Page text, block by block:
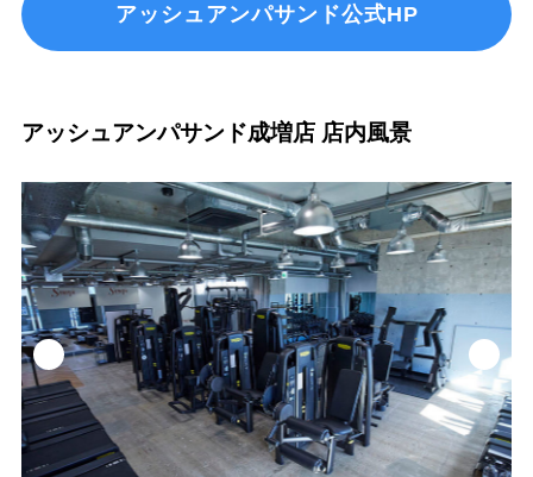
アッシュアンパサンド公式HP
アッシュアンパサンド成増店 店内風景